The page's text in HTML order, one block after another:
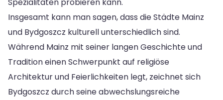
Insgesamt kann man sagen, dass die Städte Mainz
und Bydgoszcz kulturell unterschiedlich sind.
Während Mainz mit seiner langen Geschichte und
Tradition einen Schwerpunkt auf religiöse
Architektur und Feierlichkeiten legt, zeichnet sich
Bydgoszcz durch seine abwechslungsreiche